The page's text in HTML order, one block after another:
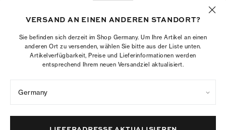
Die Tory Burch Foundation stärkt die
Unternehmerinnen dabei unterstützt, ein starkes
und beständiges Unternehmen aufzubauen.
Cookies-Einstellungen
Impressum Sitemap
VERSAND AN EINEN ANDEREN STANDORT?
Sie befinden sich derzeit im Shop Germany. Um Ihre Artikel an einen
anderen Ort zu versenden, wählen Sie bitte aus der Liste unten.
Artikelverfügbarkeit, Preise und Lieferinformationen werden
entsprechend Ihrem neuen Versandziel aktualisiert.
Germany